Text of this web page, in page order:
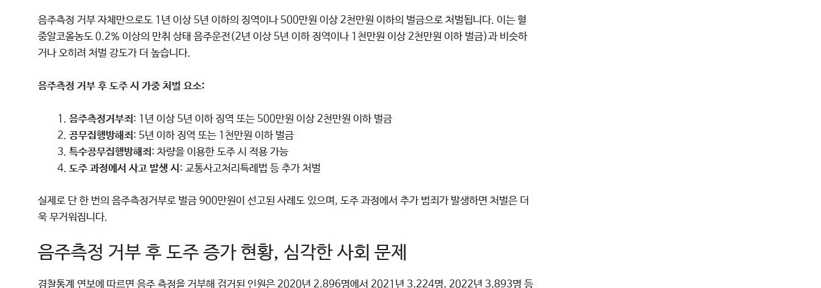
음주측정 거부 자체만으로도 1년 이상 5년 이하의 징역이나 500만원 이상 2천만원 이하의 벌금으로 처벌됩니다. 이는 혈
중알코올농도 0.2% 이상의 만취 상태 음주운전(2년 이상 5년 이하 징역이나 1천만원 이상 2천만원 이하 벌금)과 비슷하
거나 오히려 처벌 강도가 더 높습니다.
음주측정 거부 후 도주 시 가중 처벌 요소:
음주측정거부죄 : 1년 이상 5년 이하 징역 또는 500만원 이상 2천만원 이하 벌금
공무집행방해죄 : 5년 이하 징역 또는 1천만원 이하 벌금
특수공무집행방해죄 : 차량을 이용한 도주 시 적용 가능
도주 과정에서 사고 발생 시 : 교통사고처리특례법 등 추가 처벌
실제로 단 한 번의 음주측정거부로 벌금 900만원이 선고된 사례도 있으며, 도주 과정에서 추가 범죄가 발생하면 처벌은 더
욱 무거워집니다.
음주측정 거부 후 도주 증가 현황, 심각한 사회 문제
경찰통계 연보에 따르면 음주 측정을 거부해 검거된 인원은 2020년 2,896명에서 2021년 3,224명, 2022년 3,893명 등